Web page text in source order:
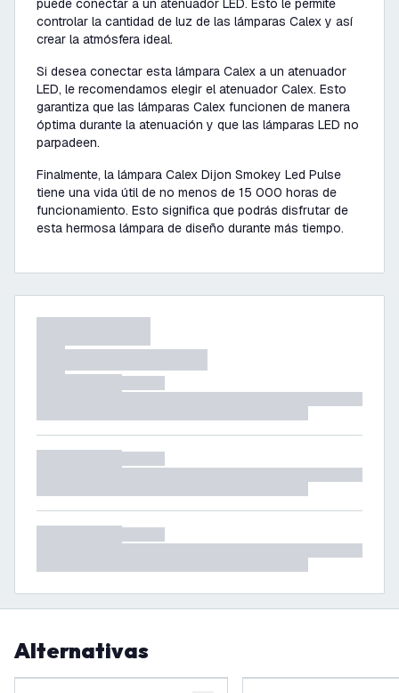
puede conectar a un atenuador LED. Esto le permite
controlar la cantidad de luz de las lámparas Calex y así
crear la atmósfera ideal.
Si desea conectar esta lámpara Calex a un atenuador
LED, le recomendamos elegir el atenuador Calex. Esto
garantiza que las lámparas Calex funcionen de manera
óptima durante la atenuación y que las lámparas LED no
parpadeen.
Finalmente, la lámpara Calex Dijon Smokey Led Pulse
tiene una vida útil de no menos de 15 000 horas de
funcionamiento. Esto significa que podrás disfrutar de
esta hermosa lámpara de diseño durante más tiempo.
Alternativas